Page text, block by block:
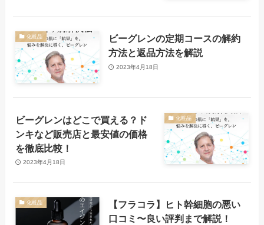
化粧品
ビーグレンの定期コースの解約
方法と返品方法を解説
2023年4月18日
化粧品
ビーグレンはどこで買える？ド
ンキなど販売店と最安値の価格
を徹底比較！
2023年4月18日
化粧品
【フラコラ】ヒト幹細胞の悪い
口コミ〜良い評判まで解説！